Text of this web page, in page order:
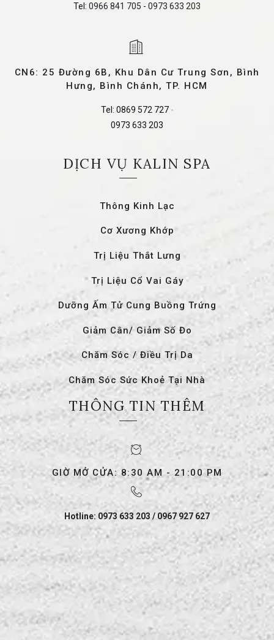
Tel: 0966 841 705 - 0973 633 203
CN6: 25 Đường 6B, Khu Dân Cư Trung Sơn, Bình
Hưng, Bình Chánh, TP. HCM
Tel: 0869 572 727 -
0973 633 203
DỊCH VỤ KALIN SPA
Thông Kinh Lạc
Cơ Xương Khớp
Trị Liệu Thắt Lưng
Trị Liệu Cổ Vai Gáy
Dưỡng Ấm Tử Cung Buồng Trứng
Giảm Cân/ Giảm Số Đo
Chăm Sóc / Điều Trị Da
Chăm Sóc Sức Khoẻ Tại Nhà
THÔNG TIN THÊM
GIỜ MỞ CỬA: 8:30 AM - 21:00 PM
Hotline: 0973 633 203 / 0967 927 627